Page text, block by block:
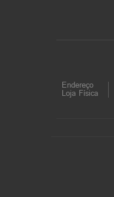
Endereço
Loja Física